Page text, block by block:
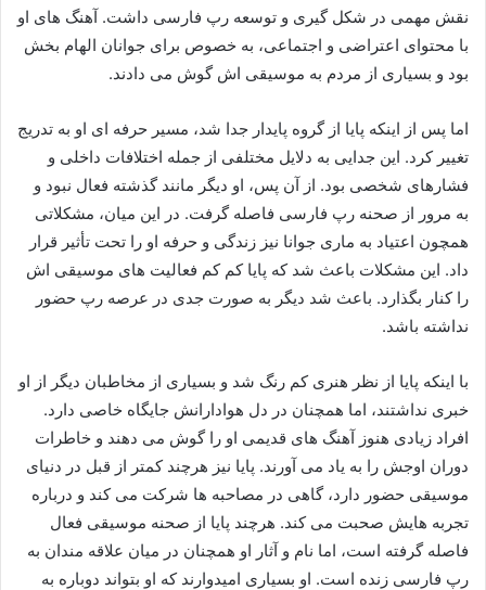
نقش مهمی در شکل‌ گیری و توسعه‌ رپ فارسی داشت. آهنگ‌ های او
با محتوای اعتراضی و اجتماعی، به خصوص برای جوانان الهام‌ بخش
بود و بسیاری از مردم به موسیقی‌ اش گوش می‌ دادند.
اما پس از اینکه پایا از گروه پایدار جدا شد، مسیر حرفه‌ ای او به تدریج
تغییر کرد. این جدایی به دلایل مختلفی از جمله اختلافات داخلی و
فشارهای شخصی بود. از آن پس، او دیگر مانند گذشته فعال نبود و
به مرور از صحنه‌ رپ فارسی فاصله گرفت. در این میان، مشکلاتی
همچون اعتیاد به ماری‌ جوانا نیز زندگی و حرفه‌ او را تحت تأثیر قرار
داد. این مشکلات باعث شد که پایا کم‌ کم فعالیت‌ های موسیقی‌ اش
را کنار بگذارد. باعث شد دیگر به‌ صورت جدی در عرصه‌ رپ حضور
نداشته باشد.
با اینکه پایا از نظر هنری کم‌ رنگ شد و بسیاری از مخاطبان دیگر از او
خبری نداشتند، اما همچنان در دل هوادارانش جایگاه خاصی دارد.
افراد زیادی هنوز آهنگ‌ های قدیمی او را گوش می‌ دهند و خاطرات
دوران اوجش را به یاد می‌ آورند. پایا نیز هرچند کمتر از قبل در دنیای
موسیقی حضور دارد، گاهی در مصاحبه‌ ها شرکت می‌ کند و درباره
تجربه‌ هایش صحبت می‌ کند. هرچند پایا از صحنه موسیقی فعال
فاصله گرفته است، اما نام و آثار او همچنان در میان علاقه‌ مندان به
رپ فارسی زنده است. او بسیاری امیدوارند که او بتواند دوباره به